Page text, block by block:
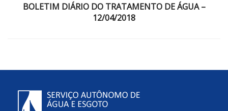
BOLETIM DIÁRIO DO TRATAMENTO DE ÁGUA –
12/04/2018